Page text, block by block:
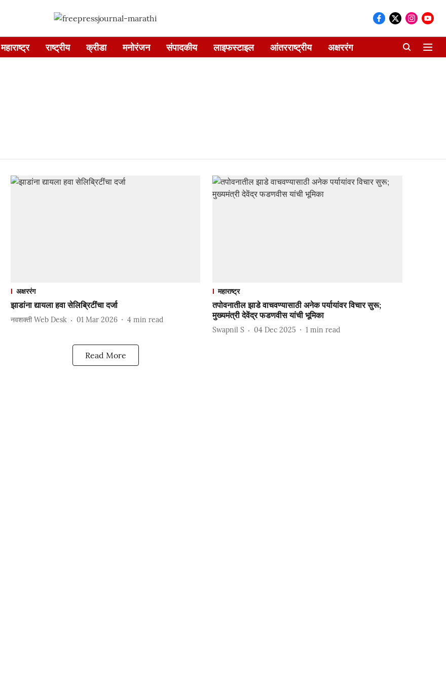
महाराष्ट्र राष्ट्रीय क्रीडा मनोरंजन संपादकीय लाइफस्टाइल आंतरराष्ट्रीय अक्षररंग
अक्षररंग
झाडांना द्यायला हवा सेलिब्रिटींचा दर्जा
नवशक्ती Web Desk 01 Mar 2026 4 min read
महाराष्ट्र
तपोवनातील झाडे वाचवण्यासाठी अनेक पर्यायांवर विचार सुरू;
मुख्यमंत्री देवेंद्र फडणवीस यांची भूमिका
Swapnil S 04 Dec 2025 1 min read
Read More